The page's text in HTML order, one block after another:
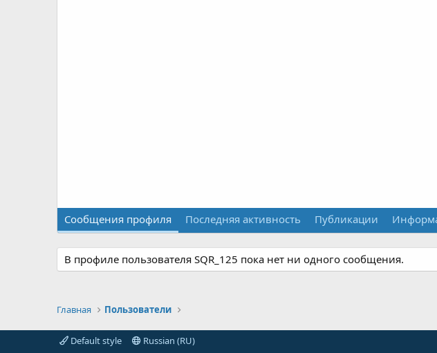
Сообщения профиля Последняя активность Публикации
В профиле пользователя SQR_125 пока нет ни одного сообщения.
Главная Пользователи
Default style Russian (RU)